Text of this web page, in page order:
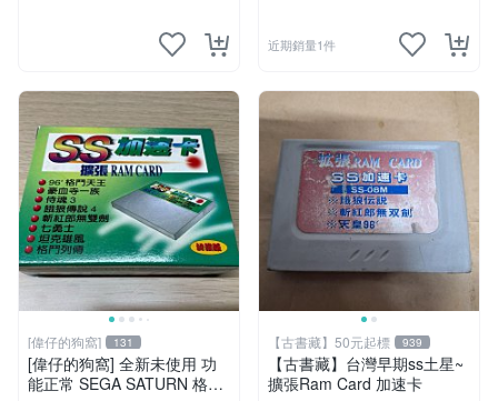
近期銷量1件
[偉仔的狗窩] 131
[偉仔的狗窩] 全新未使用 功
能正常 SEGA SATURN 格鬥
【古書藏】50元起標 939
【古書藏】台灣早期ss土星~
擴張Ram Card 加速卡